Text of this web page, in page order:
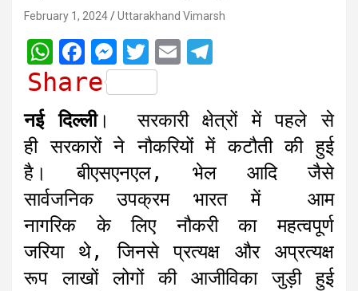
February 1, 2024 Uttarakhand Vimarsh
W
h
a
t
s
p
p
F
a
c
e
b
o
o
k
M
e
s
s
e
n
g
e
r
T
w
i
t
t
e
r
E
a
i
l
e
g
r
a
m
Share
नई दिल्ली। सरकारी क्षेत्रों में पहले से
ही सरकारों ने नौकरियों में कटौती की हुई
है। बीएसएनएल, भेल आदि जैसे
सार्वजनिक उपक्रम भारत में आम
नागरिक के लिए नौकरी का महत्वपूर्ण
जरिया थे, जिनसे प्रत्यक्ष और अप्रत्यक्ष
रूप लाखों लोगों की आजीविका जुड़ी हुई